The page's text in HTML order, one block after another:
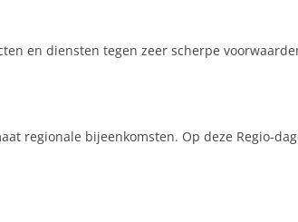
en diensten tegen zeer scherpe
regionale bijeenkomsten. Op deze Regio-